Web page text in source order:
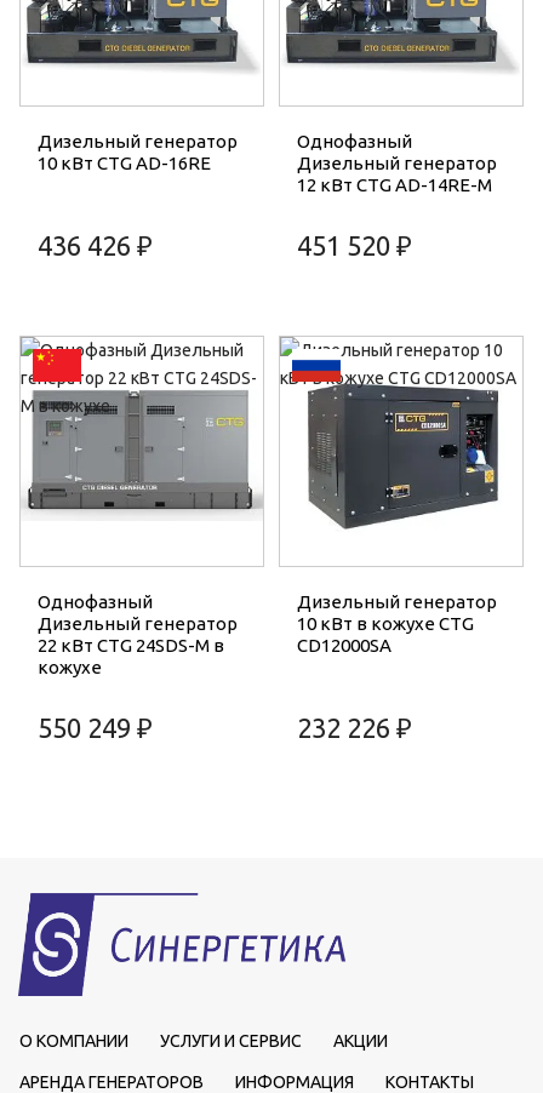
Дизельный генератор
10 кВт CTG AD-16RE
436 426 ₽
Однофазный
Дизельный генератор
12 кВт CTG AD-14RE-M
451 520 ₽
Однофазный
Дизельный генератор
22 кВт CTG 24SDS-M в
кожухе
550 249 ₽
Дизельный генератор
10 кВт в кожухе CTG
CD12000SA
232 226 ₽
О КОМПАНИИ УСЛУГИ И СЕРВИС АКЦИИ
АРЕНДА ГЕНЕРАТОРОВ ИНФОРМАЦИЯ КОНТАКТЫ